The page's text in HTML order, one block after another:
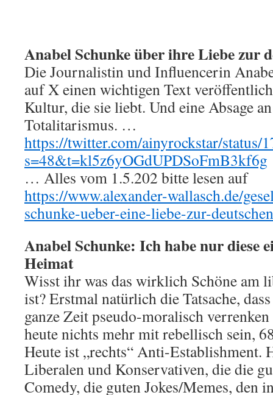
Anabel Schunke über ihre Liebe zur
Die Journalistin und Influencerin
auf X einen wichtigen Text
Kultur, die sie liebt. Und eine Absage
Totalitarismus. …
https://twitter.com/ainyrockstar/status/
s=48&t=kl5z6yOGdUPDSoFmB3kf6g
… Alles vom 1.5.202 bitte lesen auf
https://www.alexander-wallasch.de/
schunke-ueber-eine-liebe-zur-
Anabel Schunke: Ich habe nur diese
Heimat
Wisst ihr was das wirklich Schöne am
ist? Erstmal natürlich die Tatsache,
ganze Zeit pseudo-moralisch
heute nichts mehr mit rebellisch sein,
Heute ist „rechts“ Anti-Establishment.
Liberalen und Konservativen, die die
Comedy, die guten Jokes/Memes, den